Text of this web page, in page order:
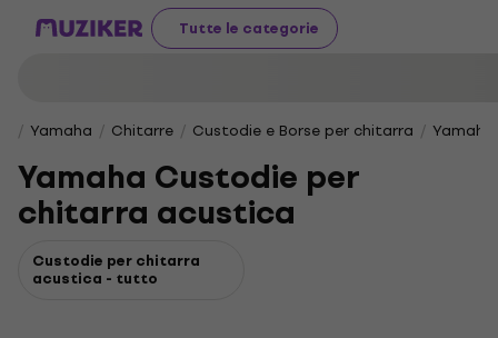
Tutte le categorie
Yamaha Chitarre Custodie e Borse per chitarra
Yamaha Custodie per
chitarra acustica
Custodie per chitarra
acustica - tutto